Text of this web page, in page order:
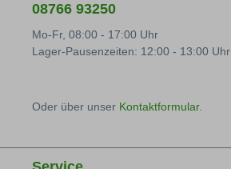
08766 93250
Mo-Fr, 08:00 - 17:00 Uhr
Lager-Pausenzeiten: 12:00 - 13:00 Uhr
Oder über unser Kontaktformular.